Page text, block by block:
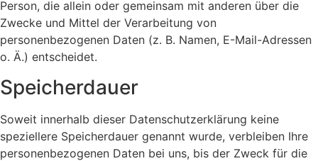
Person, die allein oder gemeinsam mit anderen über die
Zwecke und Mittel der Verarbeitung von
personenbezogenen Daten (z. B. Namen, E-Mail-Adressen
o. Ä.) entscheidet.
Speicherdauer
Soweit innerhalb dieser Datenschutzerklärung keine
speziellere Speicherdauer genannt wurde, verbleiben Ihre
personenbezogenen Daten bei uns, bis der Zweck für die